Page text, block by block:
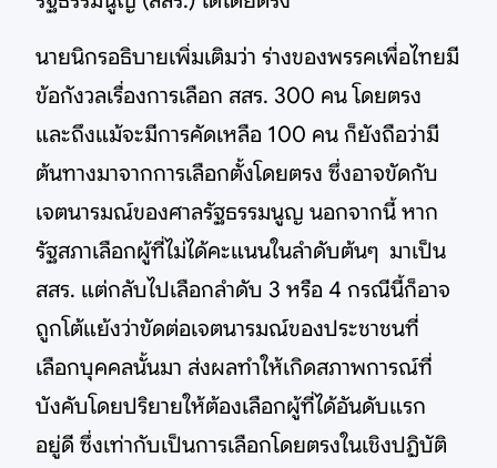
นายนิกรอธิบายเพิ่มเติมว่า ร่างของพรรคเพื่อไทยมี
ข้อกังวลเรื่องการเลือก สสร. 300 คน โดยตรง
และถึงแม้จะมีการคัดเหลือ 100 คน ก็ยังถือว่ามี
ต้นทางมาจากการเลือกตั้งโดยตรง ซึ่งอาจขัดกับ
เจตนารมณ์ของศาลรัฐธรรมนูญ นอกจากนี้ หาก
รัฐสภาเลือกผู้ที่ไม่ได้คะแนนในลำดับต้นๆ มาเป็น
สสร. แต่กลับไปเลือกลำดับ 3 หรือ 4 กรณีนี้ก็อาจ
ถูกโต้แย้งว่าขัดต่อเจตนารมณ์ของประชาชนที่
เลือกบุคคลนั้นมา ส่งผลทำให้เกิดสภาพการณ์ที่
บังคับโดยปริยายให้ต้องเลือกผู้ที่ได้อันดับแรก
อยู่ดี ซึ่งเท่ากับเป็นการเลือกโดยตรงในเชิงปฏิบัติ